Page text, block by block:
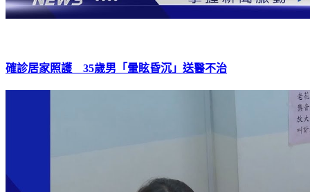
確診居家照護 35歲男「暈眩昏沉」送醫不治